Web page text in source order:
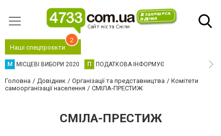
Наші спецпроєкти
2
М МІСЦЕВІ ВИБОРИ 2020 П ПОДАТКОВА ІНФОРМУЄ
Головна Довідник Організації та представництва
Комітети
самоорганізації населення
СМІЛА-ПРЕСТИЖ
СМІЛА-ПРЕСТИЖ